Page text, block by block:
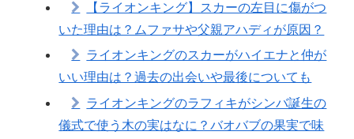
【ライオンキング】スカーの左目に傷がつ
いた理由は？ムファサや父親アハディが原因？
ライオンキングのスカーがハイエナと仲が
いい理由は？過去の出会いや最後についても
ライオンキングのラフィキがシンバ誕生の
儀式で使う木の実はなに？バオバブの果実で味